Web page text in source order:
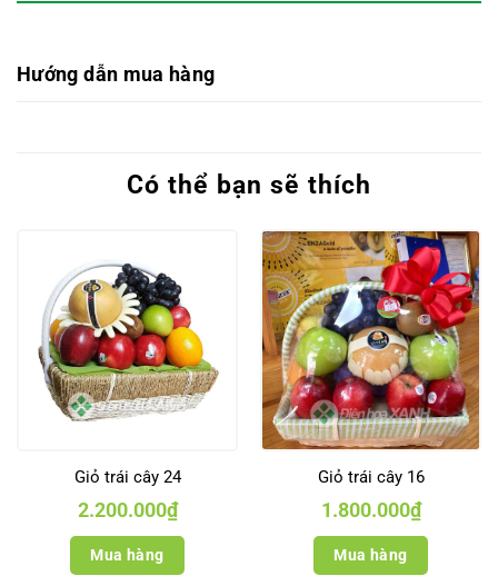
Hướng dẫn mua hàng
Có thể bạn sẽ thích
Giỏ trái cây 24
2.200.000₫
Mua hàng
Giỏ trái cây 16
1.800.000₫
Mua hàng